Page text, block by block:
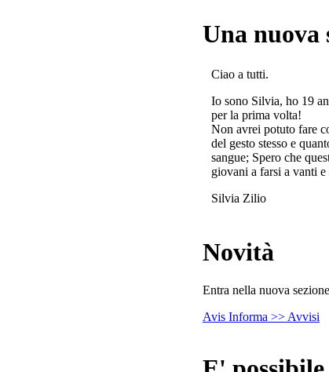
Una nuova
Ciao a tutti.
Io sono Silvia, ho 19
per la prima volta!
Non avrei potuto fare
del gesto stesso e
sangue; Spero che
giovani a farsi a vanti
Silvia Zilio
Novità
Entra nella nuova
Avis Informa >> Avvisi